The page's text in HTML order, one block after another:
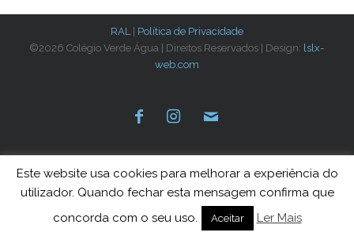
RAL
Política de Privacidade
©2026 Colégio Verde Água | Direitos Reservados | Design: lslx-
web.com
Este website usa cookies para melhorar a experiência do
utilizador. Quando fechar esta mensagem confirma que
concorda com o seu uso.
Aceitar Ler Mais